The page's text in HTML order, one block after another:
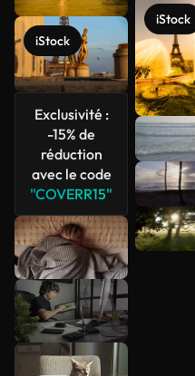
iStock
Exclusivité :
-15% de
réduction
avec le code
"COVERR15"
iStock